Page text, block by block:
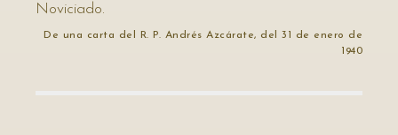
Noviciado.
De una carta del R. P. Andrés Azcárate, del 31 de enero de
1940